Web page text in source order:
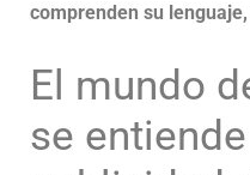
comprenden su
El mundo
se